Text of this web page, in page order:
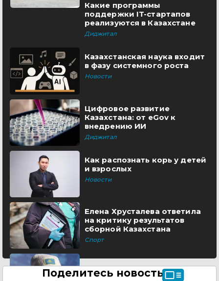
Какие программы
поддержки IT-стартапов
реализуются в Казахстане
Диджитал
Казахстанская наука входит
в фазу системного роста
Новости
Цифровое развитие
Казахстана: от eGov к
внедрению ИИ
Диджитал
Как распознать корь у детей
и взрослых
Новости
Елена Хрусталева ответила
на критику результатов
сборной Казахстана
Спорт
Поделитесь новостью